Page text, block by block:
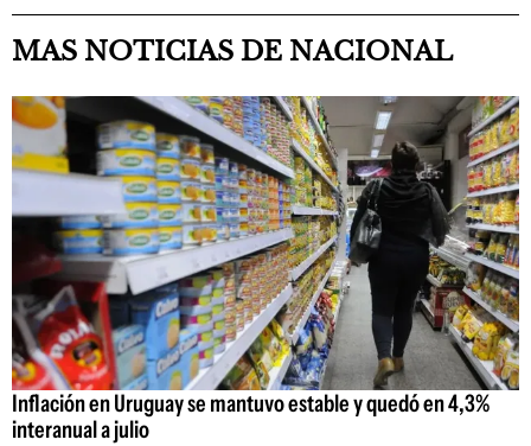
MAS NOTICIAS DE NACIONAL
Inflación en Uruguay se mantuvo estable y quedó en 4,3%
interanual a julio